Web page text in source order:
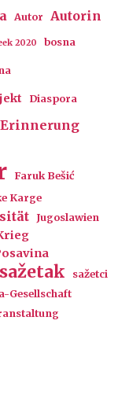
Autor Autorin
2020 bosna
Diaspora
Erinnerung
Faruk Bešić
Karge
Jugoslawien
sažetak
sažetci
Gesellschaft